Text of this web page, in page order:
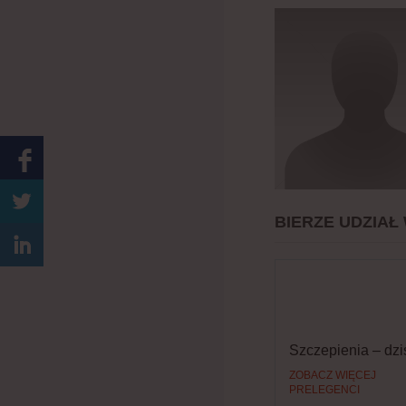
BIERZE UDZIAŁ
Szczepienia –
ZOBACZ WIĘCEJ
PRELEGENCI